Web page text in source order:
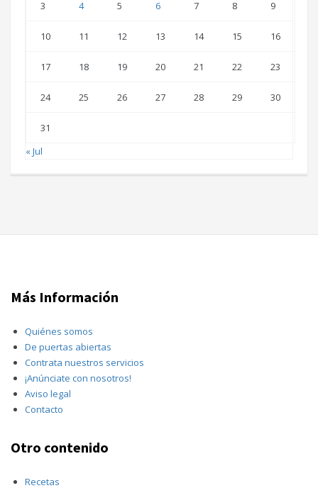
3 4 5 6 7 8 9
10 11 12 13 14 15 16
17 18 19 20 21 22 23
24 25 26 27 28 29 30
31
« Jul
Más Información
Quiénes somos
De puertas abiertas
Contrata nuestros servicios
¡Anúnciate con nosotros!
Aviso legal
Contacto
Otro contenido
Recetas